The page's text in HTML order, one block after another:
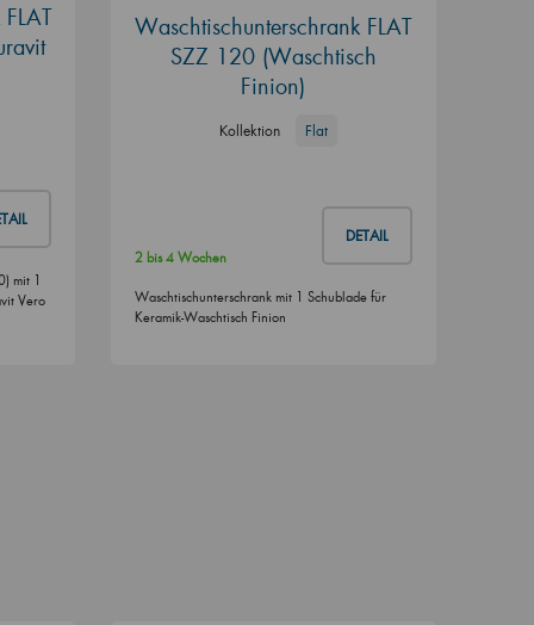
mit 1
Vero
Waschtischunterschrank FLAT
SZZ 120 (Waschtisch
Finion)
Kollektion Flat
DETAIL
2 bis 4 Wochen
Waschtischunterschrank mit 1 Schublade für
Keramik-Waschtisch Finion